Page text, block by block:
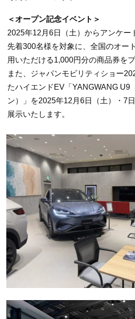
＜オープン記念イベント＞
2025年12月6日（土）からアンケー
先着300名様を対象に、全国のオー
用いただける1,000円分の商品券を
また、ジャパンモビリティショー
たハイエンドEV「YANGWANG U9
ン）」を2025年12月6日（土）・7
展示いたします。